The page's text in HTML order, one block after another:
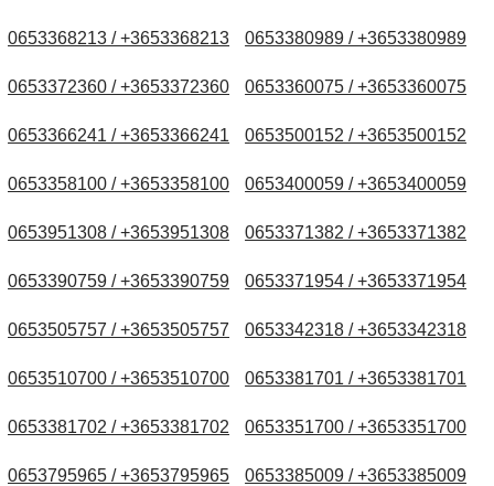
0653368213 / +3653368213 0653380989 / +3653380989
0653372360 / +3653372360 0653360075 / +3653360075
0653366241 / +3653366241 0653500152 / +3653500152
0653358100 / +3653358100 0653400059 / +3653400059
0653951308 / +3653951308 0653371382 / +3653371382
0653390759 / +3653390759 0653371954 / +3653371954
0653505757 / +3653505757 0653342318 / +3653342318
0653510700 / +3653510700 0653381701 / +3653381701
0653381702 / +3653381702 0653351700 / +3653351700
0653795965 / +3653795965 0653385009 / +3653385009